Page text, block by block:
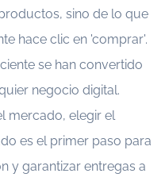
sino de lo que
hace clic en 'comprar'.
se han convertido
negocio digital.
mercado, elegir el
es el primer paso para
y garantizar entregas a